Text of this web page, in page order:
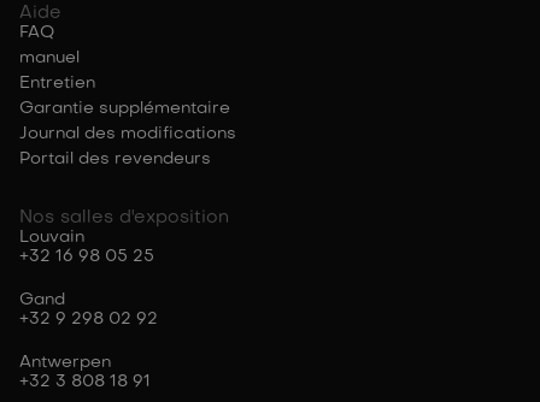
Aide
FAQ
manuel
Entretien
Garantie supplémentaire
Journal des modifications
Portail des revendeurs
Nos salles d'exposition
Louvain
+32 16 98 05 25
Gand
+32 9 298 02 92
Antwerpen
+32 3 808 18 91